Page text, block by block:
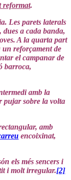
reformat.
Les parets laterals
a cada banda,
A la quarta part
un reforçament de
el campanar de
barroca,
amb la
pujar sobre la volta
amb
encoixinat,
els més sencers i
i molt irregular.[2]